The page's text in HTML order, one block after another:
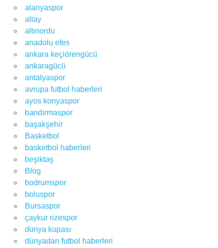
alanyaspor
altay
altınordu
anadolu efes
ankara keçiörengücü
ankaragücü
antalyaspor
avrupa futbol haberleri
ayos konyaspor
bandırmaspor
başakşehir
Basketbol
basketbol haberleri
beşiktaş
Blog
bodrumspor
boluspor
Bursaspor
çaykur rizespor
dünya kupası
dünyadan futbol haberleri